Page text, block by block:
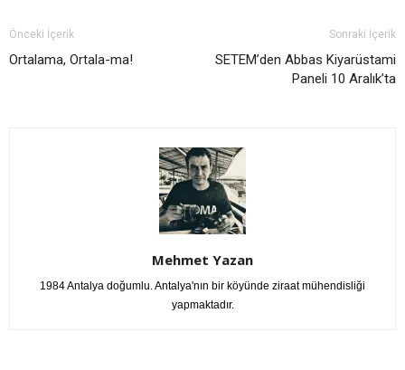
Önceki İçerik
Ortalama, Ortala-ma!
Sonraki İçerik
SETEM’den Abbas Kiyarüstami
Paneli 10 Aralık’ta
Mehmet Yazan
1984 Antalya doğumlu. Antalya'nın bir köyünde ziraat mühendisliği
yapmaktadır.